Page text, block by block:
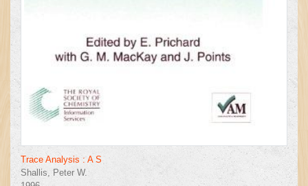
Trace Analysis : A S
Shallis, Peter W.